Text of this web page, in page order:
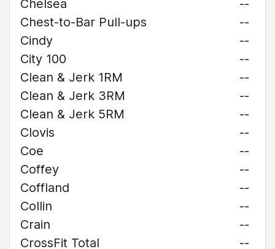
Chelsea
--
Chest-to-Bar Pull-ups
--
Cindy
--
City 100
--
Clean & Jerk 1RM
--
Clean & Jerk 3RM
--
Clean & Jerk 5RM
--
Clovis
--
Coe
--
Coffey
--
Coffland
--
Collin
--
Crain
--
CrossFit Total
--